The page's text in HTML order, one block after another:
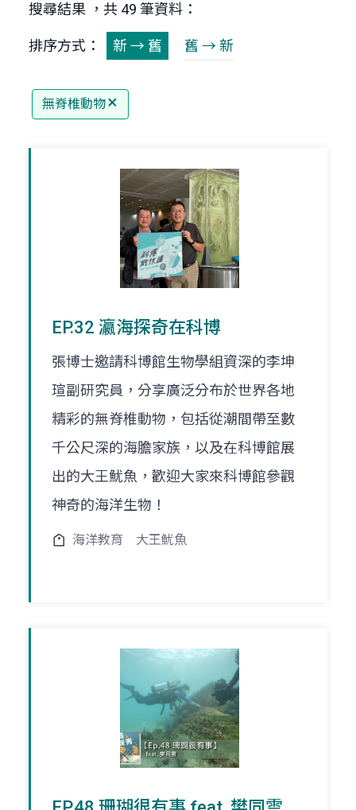
搜尋結果 ，共 49 筆資料：
排序方式： 新 → 舊 舊 → 新
無脊椎動物
EP.32 瀛海探奇在科博
張博士邀請科博館生物學組資深的李坤
瑄副研究員，分享廣泛分布於世界各地
精彩的無脊椎動物，包括從潮間帶至數
千公尺深的海膽家族，以及在科博館展
出的大王魷魚，歡迎大家來科博館參觀
神奇的海洋生物！
海洋教育 大王魷魚